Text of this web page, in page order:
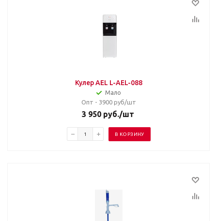
Кулер AEL L-AEL-088
Мало
Опт - 3900 руб/шт
3 950руб./шт
В КОРЗИНУ